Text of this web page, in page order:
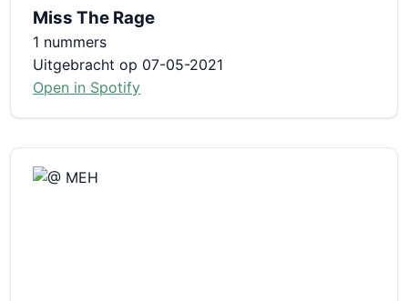
Miss The Rage
1 nummers
Uitgebracht op 07-05-2021
Open in Spotify